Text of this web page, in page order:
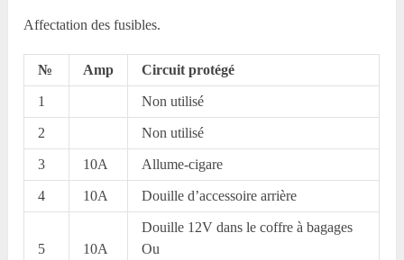
Affectation des fusibles.
№ Amp Circuit protégé
1 Non utilisé
2 Non utilisé
3 10A Allume-cigare
4 10A Douille d’accessoire arrière
5 10A
Douille 12V dans le coffre à bagages
Ou